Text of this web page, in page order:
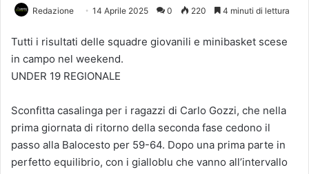
Redazione 14 Aprile 2025 0 220 4 minuti di lettura
Tutti i risultati delle squadre giovanili e minibasket scese
in campo nel weekend.
UNDER 19 REGIONALE
Sconfitta casalinga per i ragazzi di Carlo Gozzi, che nella
prima giornata di ritorno della seconda fase cedono il
passo alla Balocesto per 59-64. Dopo una prima parte in
perfetto equilibrio, con i gialloblu che vanno all’intervallo